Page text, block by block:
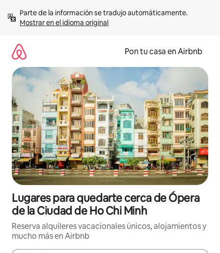
contenidoMostrar en el idioma original
Pon tu casa en Airbnb
Lugares para quedarte cerca de Ópera
de la Ciudad de Ho Chi Minh
Reserva alquileres vacacionales únicos, alojamientos y
mucho más en Airbnb